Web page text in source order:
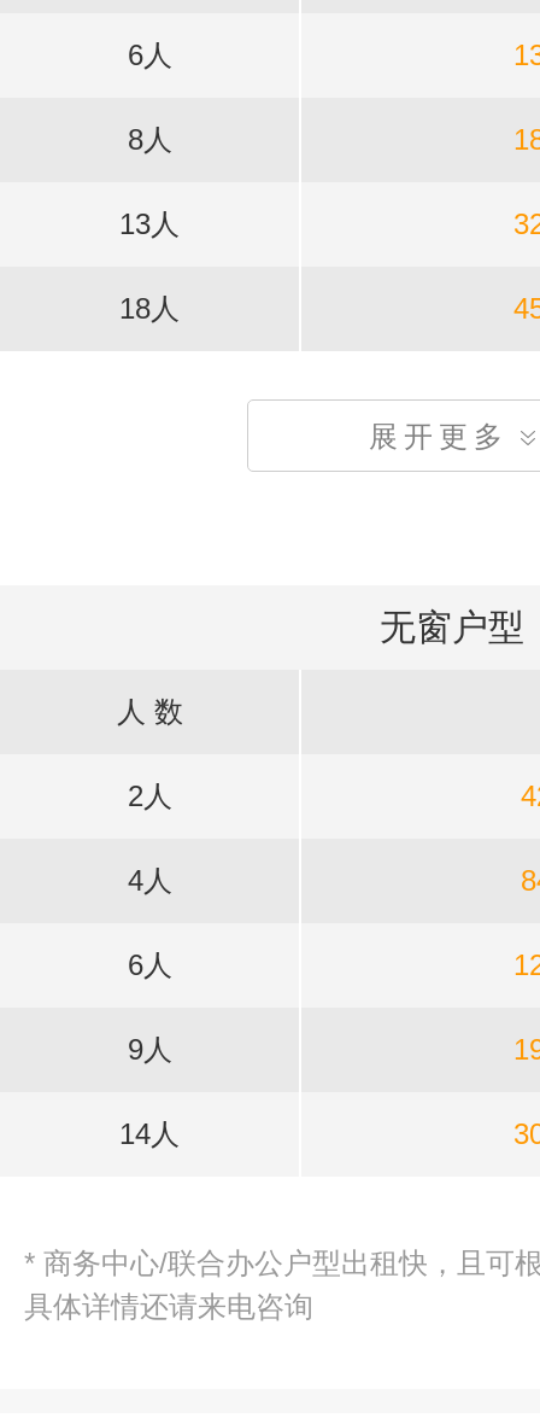
6人
8人
13人
18人
展开更多
无窗户型
人 数
2人
4人
6人
9人
14人
* 商务中心/联合办公户型出租快，且可
具体详情还请来电咨询